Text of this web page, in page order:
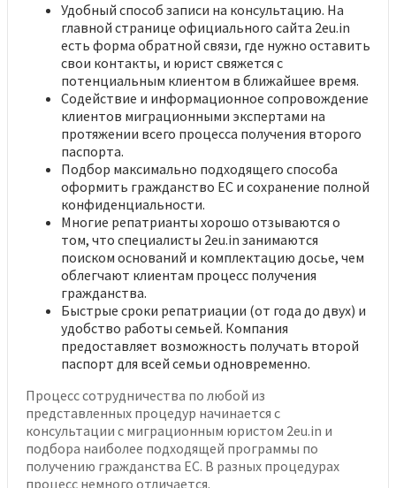
Удобный способ записи на консультацию. На
главной странице официального сайта 2eu.in
есть форма обратной связи, где нужно оставить
свои контакты, и юрист свяжется с
потенциальным клиентом в ближайшее время.
Содействие и информационное сопровождение
клиентов миграционными экспертами на
протяжении всего процесса получения второго
паспорта.
Подбор максимально подходящего способа
оформить гражданство ЕС и сохранение полной
конфиденциальности.
Многие репатрианты хорошо отзываются о
том, что специалисты 2eu.in занимаются
поиском оснований и комплектацию досье, чем
облегчают клиентам процесс получения
гражданства.
Быстрые сроки репатриации (от года до двух) и
удобство работы семьей. Компания
предоставляет возможность получать второй
паспорт для всей семьи одновременно.
Процесс сотрудничества по любой из
представленных процедур начинается с
консультации с миграционным юристом 2eu.in и
подбора наиболее подходящей программы по
получению гражданства ЕС. В разных процедурах
процесс немного отличается.